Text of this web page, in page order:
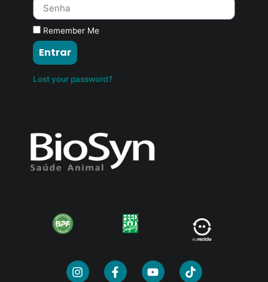
Remember Me
Entrar
Lost your password?